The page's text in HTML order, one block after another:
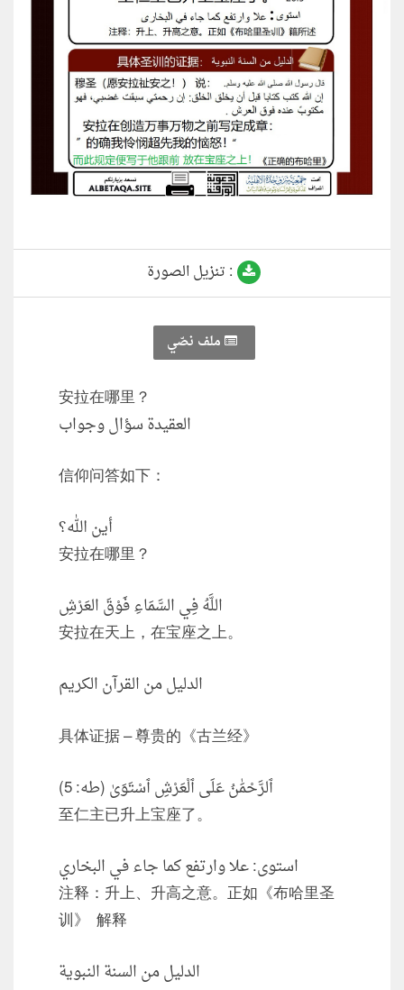
تنزيل الصورة :
安拉在哪里？
العقيدة سؤال وجواب
信仰问答如下：
أين الله؟
安拉在哪里？
اللَّهُ فِي السَّمَاءِ فَوْقَ العَرْشِ
安拉在天上，在宝座之上。
الدليل من القرآن الكريم
具体证据 – 尊贵的《古兰经》
ٱلرَّحْمَٰنُ عَلَى ٱلْعَرْشِ ٱسْتَوَىٰ (طه: 5)
至仁主已升上宝座了。
استوى: علا وارتفع كما جاء في البخاري
注释：升上、升高之意。正如《布哈里圣
训》 解释
الدليل من السنة النبوية